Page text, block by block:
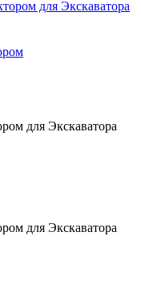
для Экскаватора
для Экскаватора